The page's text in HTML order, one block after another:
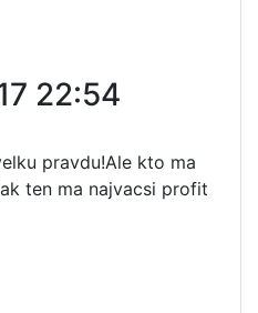
22:54
pravdu!Ale kto ma
ten ma najvacsi profit